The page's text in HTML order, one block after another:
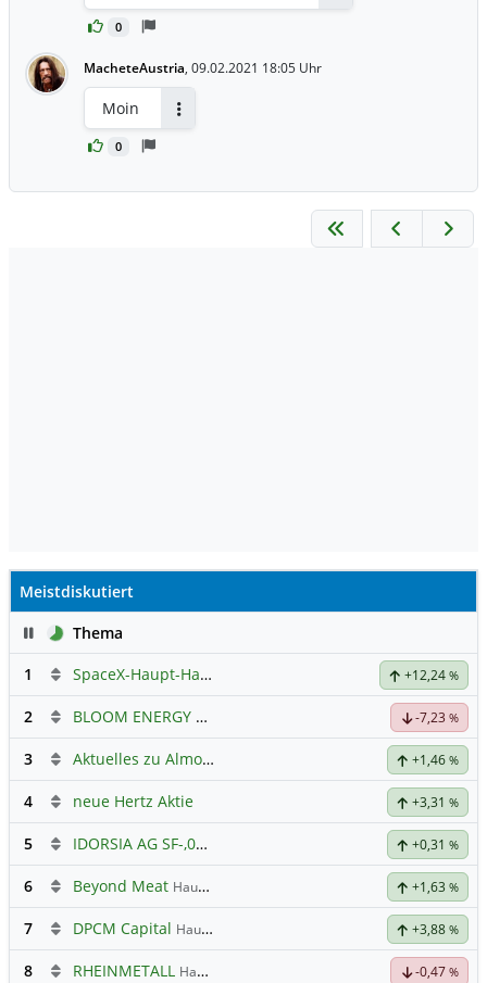
0
MacheteAustria, 09.02.2021 18:05 Uhr
0
Moin
Meistdiskutiert
PauseThema
1
SpaceX-Haupt-Hauptforum +12,24 %
2 BLOOM ENERGY A -7,23 %
3 Aktuelles zu Almonty Industries +1,46 %
4 neue Hertz Aktie +3,31 %
5 IDORSIA AG SF-,05 +0,31 %
6 Beyond Meat Hauptdiskussion +1,63 %
7 DPCM Capital Hauptdiskussion +3,88 %
8 RHEINMETALL Hauptdiskussion -0,47 %